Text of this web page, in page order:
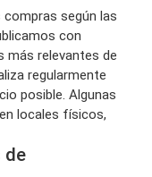
según las
con
más relevantes de
regularmente
posible. Algunas
locales físicos,
de